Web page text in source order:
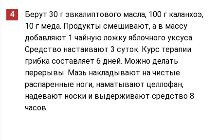
Берут 30 г эвкалиптового масла, 100 г каланхоэ,
10 г меда. Продукты смешивают, а в массу
добавляют 1 чайную ложку яблочного уксуса.
Средство настаивают 3 суток. Курс терапии
грибка составляет 6 дней. Можно делать
перерывы. Мазь накладывают на чистые
распаренные ноги, наматывают целлофан,
надевают носки и выдерживают средство 8
часов.